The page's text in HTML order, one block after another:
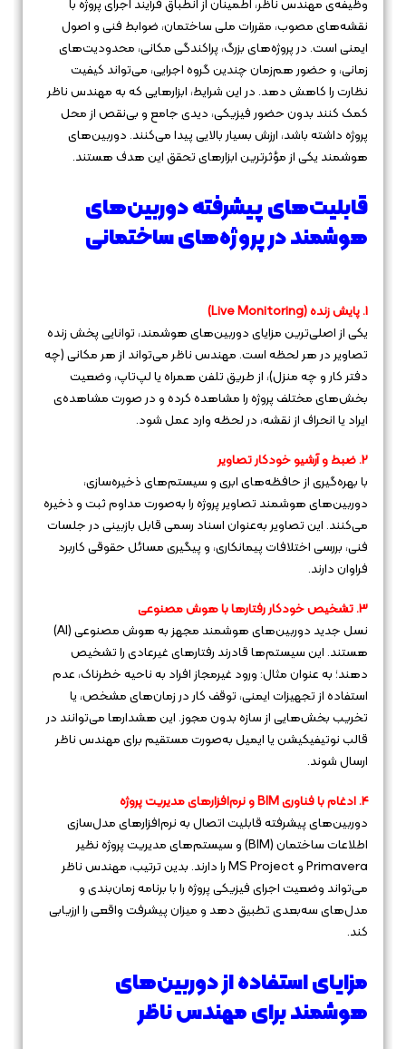
وظیفه‌ی مهندس ناظر، اطمینان از انطباق فرآیند اجرای پروژه با
نقشه‌های مصوب، مقررات ملی ساختمان، ضوابط فنی و اصول
ایمنی است. در پروژه‌های بزرگ، پراکندگی مکانی، محدودیت‌های
زمانی، و حضور هم‌زمان چندین گروه اجرایی، می‌تواند کیفیت
نظارت را کاهش دهد. در این شرایط، ابزارهایی که به مهندس ناظر
کمک کنند بدون حضور فیزیکی، دیدی جامع و بی‌نقص از محل
پروژه داشته باشد، ارزش بسیار بالایی پیدا می‌کنند. دوربین‌های
هوشمند یکی از مؤثرترین ابزارهای تحقق این هدف هستند.
قابلیت‌های پیشرفته دوربین‌های
هوشمند در پروژه‌های ساختمانی
1. پایش زنده (Live Monitoring)
یکی از اصلی‌ترین مزایای دوربین‌های هوشمند، توانایی پخش زنده
تصاویر در هر لحظه است. مهندس ناظر می‌تواند از هر مکانی (چه
دفتر کار و چه منزل)، از طریق تلفن همراه یا لپ‌تاپ، وضعیت
بخش‌های مختلف پروژه را مشاهده کرده و در صورت مشاهده‌ی
ایراد یا انحراف از نقشه، در لحظه وارد عمل شود.
2. ضبط و آرشیو خودکار تصاویر
با بهره‌گیری از حافظه‌های ابری و سیستم‌های ذخیره‌سازی،
دوربین‌های هوشمند تصاویر پروژه را به‌صورت مداوم ثبت و ذخیره
می‌کنند. این تصاویر به‌عنوان اسناد رسمی قابل بازبینی در جلسات
فنی، بررسی اختلافات پیمانکاری، و پیگیری مسائل حقوقی کاربرد
فراوان دارند.
3. تشخیص خودکار رفتارها با هوش مصنوعی
نسل جدید دوربین‌های هوشمند مجهز به هوش مصنوعی (AI)
هستند. این سیستم‌ها قادرند رفتارهای غیرعادی را تشخیص
دهند؛ به عنوان مثال: ورود غیرمجاز افراد به ناحیه خطرناک، عدم
استفاده از تجهیزات ایمنی، توقف کار در زمان‌های مشخص، یا
تخریب بخش‌هایی از سازه بدون مجوز. این هشدارها می‌توانند در
قالب نوتیفیکیشن یا ایمیل به‌صورت مستقیم برای مهندس ناظر
ارسال شوند.
4. ادغام با فناوری BIM و نرم‌افزارهای مدیریت پروژه
دوربین‌های پیشرفته قابلیت اتصال به نرم‌افزارهای مدل‌سازی
اطلاعات ساختمان (BIM) و سیستم‌های مدیریت پروژه نظیر
Primavera و MS Project را دارند. بدین ترتیب، مهندس ناظر
می‌تواند وضعیت اجرای فیزیکی پروژه را با برنامه زمان‌بندی و
مدل‌های سه‌بعدی تطبیق دهد و میزان پیشرفت واقعی را ارزیابی
کند.
مزایای استفاده از دوربین‌های
هوشمند برای مهندس ناظر